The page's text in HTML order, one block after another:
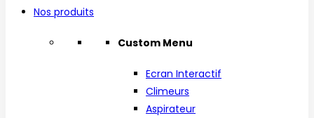
Nos produits
Custom Menu
Ecran Interactif
Climeurs
Aspirateur